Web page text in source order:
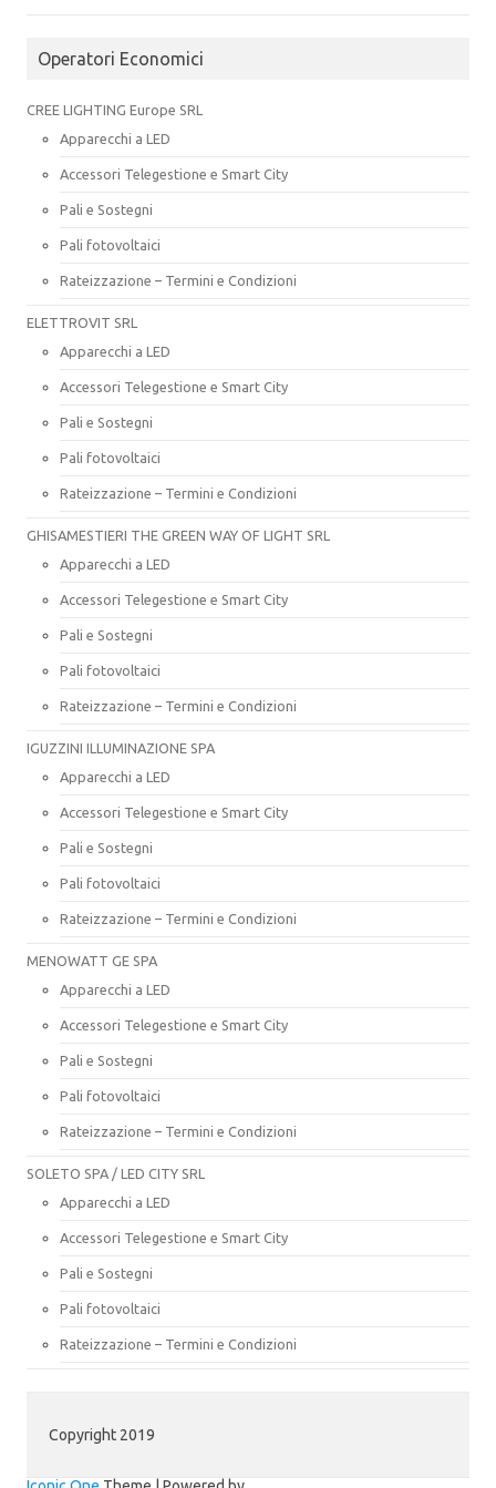
Operatori Economici
CREE LIGHTING Europe SRL
Apparecchi a LED
Accessori Telegestione e Smart City
Pali e Sostegni
Pali fotovoltaici
Rateizzazione – Termini e Condizioni
ELETTROVIT SRL
Apparecchi a LED
Accessori Telegestione e Smart City
Pali e Sostegni
Pali fotovoltaici
Rateizzazione – Termini e Condizioni
GHISAMESTIERI THE GREEN WAY OF LIGHT SRL
Apparecchi a LED
Accessori Telegestione e Smart City
Pali e Sostegni
Pali fotovoltaici
Rateizzazione – Termini e Condizioni
IGUZZINI ILLUMINAZIONE SPA
Apparecchi a LED
Accessori Telegestione e Smart City
Pali e Sostegni
Pali fotovoltaici
Rateizzazione – Termini e Condizioni
MENOWATT GE SPA
Apparecchi a LED
Accessori Telegestione e Smart City
Pali e Sostegni
Pali fotovoltaici
Rateizzazione – Termini e Condizioni
SOLETO SPA / LED CITY SRL
Apparecchi a LED
Accessori Telegestione e Smart City
Pali e Sostegni
Pali fotovoltaici
Rateizzazione – Termini e Condizioni
Copyright 2019